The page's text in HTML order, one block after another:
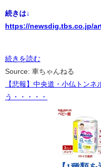
続きは↓
https://newsdig.tbs.co.jp/
続きを読む
Source: 車ちゃんねる
【悲報】中央道・小仏トン
う・・・・・